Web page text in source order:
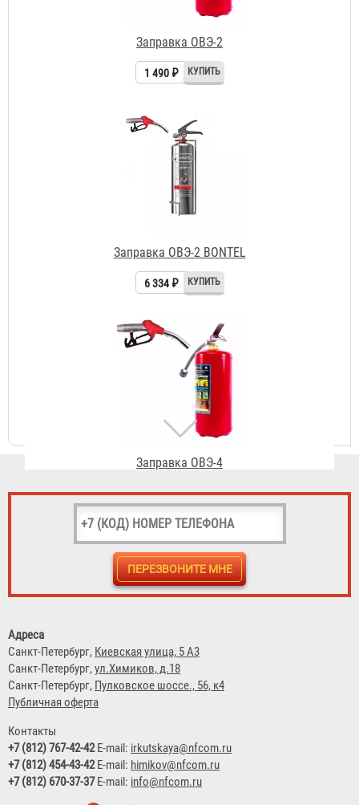
Заправка ОВЭ-2 BONTEL
6 334 ₽
Заправка ОВЭ-4
2 226 ₽
Адреса
Санкт-Петербург, Киевская улица, 5 А3
Санкт-Петербург,ул.Химиков, д.18
Санкт-Петербург, Пулковское шоссе., 56, к4
Публичная оферта
Контакты
+7 (812) 767-42-42E-mail: irkutskaya@nfcom.ru
+7 (812) 454-43-42E-mail: himikov@nfcom.ru
+7 (812) 670-37-37E-mail: info@nfcom.ru